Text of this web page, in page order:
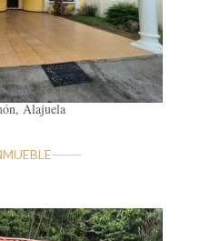
Alajuela